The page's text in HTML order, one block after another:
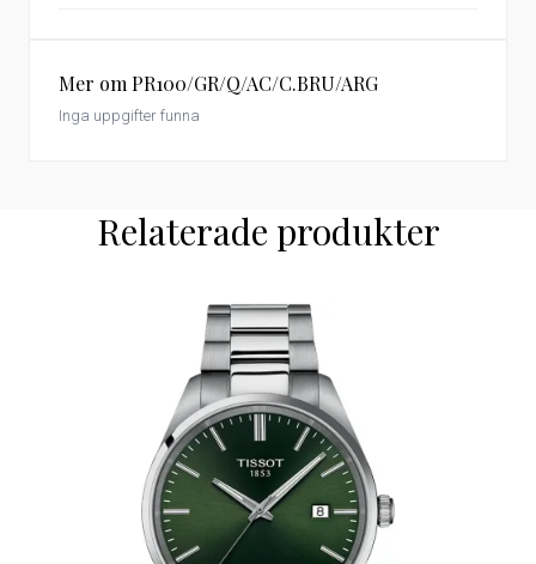
Mer om PR100/GR/Q/AC/C.BRU/ARG
Inga uppgifter funna
Relaterade produkter